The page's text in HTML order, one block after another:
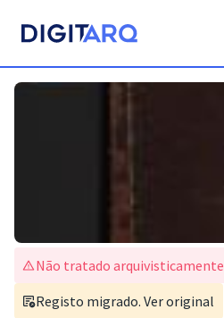
Não tratado arquivisticamente
Registo migrado. Ver original